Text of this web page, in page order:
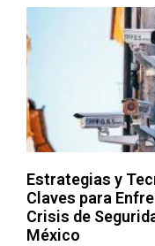
Estrategias y
Claves para
Crisis de
México